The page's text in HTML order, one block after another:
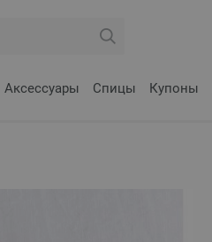
Аксессуары Спицы Купоны